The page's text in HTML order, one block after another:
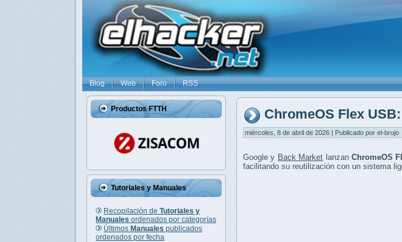
Blog Web Foro RSS
Productos FTTH
Tutoriales y Manuales
Recopilación de Tutoriales y
Manuales ordenados por categorías
Últimos Manuales publicados
ordenados por fecha
ChromeOS Flex
miércoles, 8 de abril de 2026 | Publicado por el-brujo
Google y Back Market lanzan ChromeOS
facilitando su reutilización con un sistema